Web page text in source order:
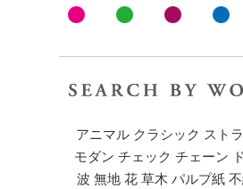
ピンク ピンク パープル
アニマル クラシック スト
モダン チェック チェーン
波 無地 花 草木 パルプ紙